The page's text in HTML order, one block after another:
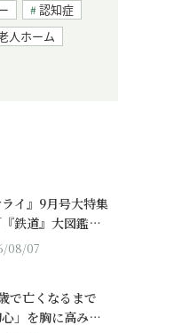
認知症
人ホーム
ライ』9月号大特集
『鉄道』大図鑑…
08/07
で亡くなるまで
心」を胸に高み…